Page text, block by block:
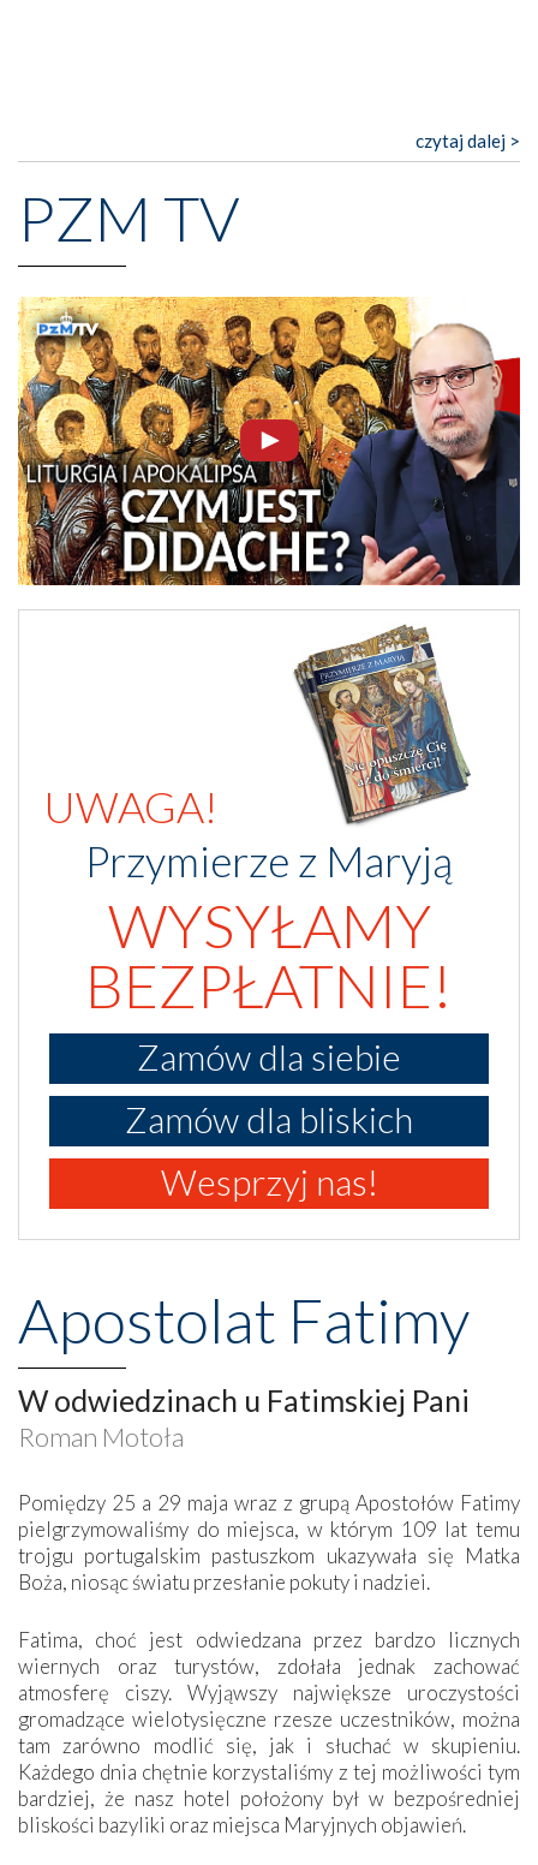
czytaj dalej >
PZM TV
UWAGA!
Przymierze z Maryją
WYSYŁAMY
BEZPŁATNIE!
Zamów dla siebie
Zamów dla bliskich
Wesprzyj nas!
Apostolat Fatimy
W odwiedzinach u Fatimskiej Pani
Roman Motoła
Pomiędzy 25 a 29 maja wraz z grupą Apostołów Fatimy
pielgrzymowaliśmy do miejsca, w którym 109 lat temu
trojgu portugalskim pastuszkom ukazywała się Matka
Boża, niosąc światu przesłanie pokuty i nadziei.
Fatima, choć jest odwiedzana przez bardzo licznych
wiernych oraz turystów, zdołała jednak zachować
atmosferę ciszy. Wyjąwszy największe uroczystości
gromadzące wielotysięczne rzesze uczestników, można
tam zarówno modlić się, jak i słuchać w skupieniu.
Każdego dnia chętnie korzystaliśmy z tej możliwości tym
bardziej, że nasz hotel położony był w bezpośredniej
bliskości bazyliki oraz miejsca Maryjnych objawień.